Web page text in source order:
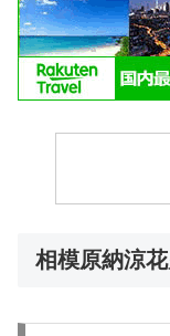
相模原納涼